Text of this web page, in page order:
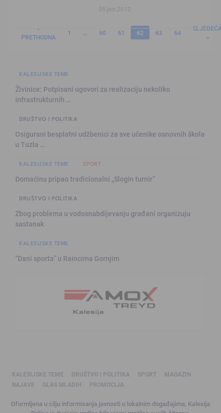
«
PRETHODNA
1 … 60 61 62 63 64
»
KALESIJSKE TEME
Živinice: Potpisani ugovori za realizaciju nekoliko
infrastrukturnih …
DRUŠTVO I POLITIKA
Osigurani besplatni udžbenici za sve učenike osnovnih škola
u Tuzla …
KALESIJSKE TEME SPORT
Domaćinu pripao tradicionalni „Slogin turnir“
DRUŠTVO I POLITIKA
Zbog problema u vodosnabdijevanju građani organizuju
sastanak
KALESIJSKE TEME
“Dani sporta” u Raincima Gornjim
KALESIJSKE TEME DRUŠTVO I POLITIKA SPORT
MAGAZIN
NAJAVE
GLAS MLADIH PROMOCIJA
Oformljena u cilju informisanja javnosti o lokalnim događajima, Kalesija